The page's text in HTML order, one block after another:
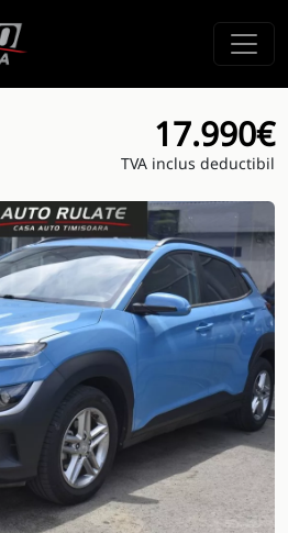
17.990€
TVA inclus deductibil